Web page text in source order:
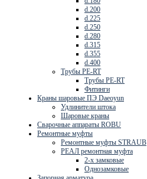
d.200
d.225
d.250
d.280
d.315
d.355
d.400
Трубы PE-RT
Трубы PE-RT
Фитинги
Краны шаровые ПЭ Daeoyun
Удлинители штока
Шаровые краны
Сварочные аппараты ROBU
Ремонтные муфты
Ремонтные муфты STRAUB
РЕАЛ ремонтная муфта
2-х замковые
Однозамковые